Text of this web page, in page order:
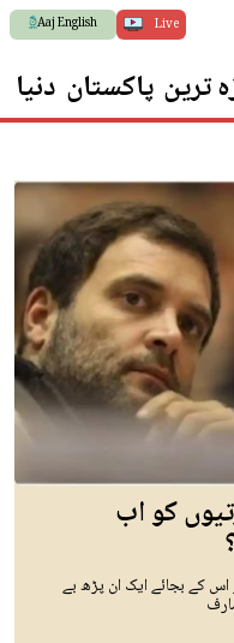
Live
Aaj English
ترین پاکستان دنیا
کو اب
کے بجائے ایک ان پڑھ بے